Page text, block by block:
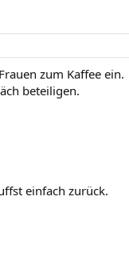
zum Kaffee ein.
beteiligen.
einfach zurück.